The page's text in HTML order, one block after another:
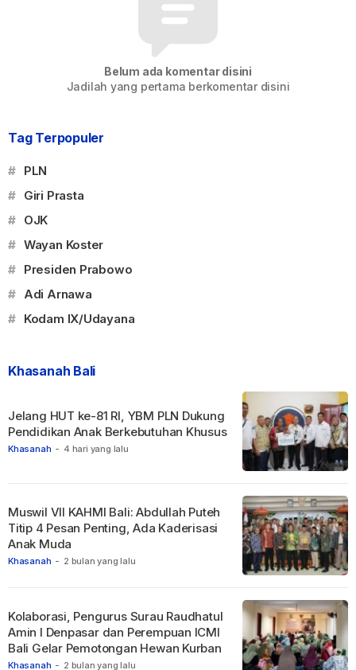
Belum ada komentar disini
Jadilah yang pertama berkomentar disini
Tag Terpopuler
# PLN
# Giri Prasta
# OJK
# Wayan Koster
# Presiden Prabowo
# Adi Arnawa
# Kodam IX/Udayana
Khasanah Bali
Khasanah - 4 hari yang lalu
Jelang HUT ke-81 RI, YBM PLN Dukung
Pendidikan Anak Berkebutuhan Khusus
Khasanah - 2 bulan yang lalu
Muswil VII KAHMI Bali: Abdullah Puteh
Titip 4 Pesan Penting, Ada Kaderisasi
Anak Muda
Khasanah - 2 bulan yang lalu
Kolaborasi, Pengurus Surau Raudhatul
Amin I Denpasar dan Perempuan ICMI
Bali Gelar Pemotongan Hewan Kurban